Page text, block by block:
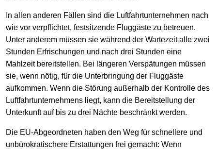
In allen anderen Fällen sind die Luftfahrtunternehmen nach
wie vor verpflichtet, festsitzende Fluggäste zu betreuen.
Unter anderem müssen sie während der Wartezeit alle zwei
Stunden Erfrischungen und nach drei Stunden eine
Mahlzeit bereitstellen. Bei längeren Verspätungen müssen
sie, wenn nötig, für die Unterbringung der Fluggäste
aufkommen. Wenn die Störung außerhalb der Kontrolle des
Luftfahrtunternehmens liegt, kann die Bereitstellung der
Unterkunft auf bis zu drei Nächte beschränkt werden.
Die EU-Abgeordneten haben den Weg für schnellere und
unbürokratischere Erstattungen frei gemacht: Wenn